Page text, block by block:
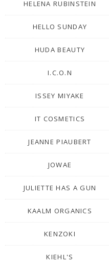
HELENA RUBINSTEIN
HELLO SUNDAY
HUDA BEAUTY
I.C.O.N
ISSEY MIYAKE
IT COSMETICS
JEANNE PIAUBERT
JOWAE
JULIETTE HAS A GUN
KAALM ORGANICS
KENZOKI
KIEHL'S